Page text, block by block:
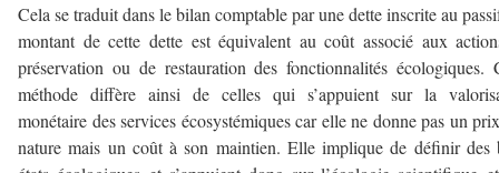
Cela se traduit dans le bilan comptable par une dette inscrite au
montant de cette dette est équivalent au coût associé aux
préservation ou de restauration des fonctionnalités écologiques.
méthode diffère ainsi de celles qui s’appuient sur la
monétaire des services écosystémiques car elle ne donne pas un
nature mais un coût à son maintien. Elle implique de définir des